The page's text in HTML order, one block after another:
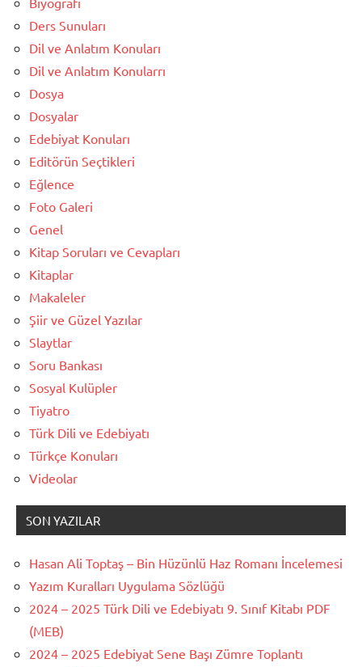
Ders Sunuları
Dil ve Anlatım Konuları
Dil ve Anlatım Konularrı
Dosya
Dosyalar
Edebiyat Konuları
Editörün Seçtikleri
Eğlence
Foto Galeri
Genel
Kitap Soruları ve Cevapları
Kitaplar
Makaleler
Şiir ve Güzel Yazılar
Slaytlar
Soru Bankası
Sosyal Kulüpler
Tiyatro
Türk Dili ve Edebiyatı
Türkçe Konuları
Videolar
SON YAZILAR
Hasan Ali Toptaş – Bin Hüzünlü Haz Romanı İncelemesi
Yazım Kuralları Uygulama Sözlüğü
2024 – 2025 Türk Dili ve Edebiyatı 9. Sınıf Kitabı PDF
(MEB)
2024 – 2025 Edebiyat Sene Başı Zümre Toplantı